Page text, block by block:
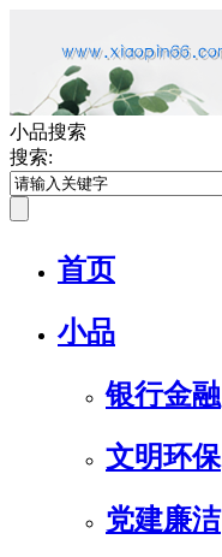
小品搜索
搜索:
首页
小品
银行金融
文明环保
党建廉洁